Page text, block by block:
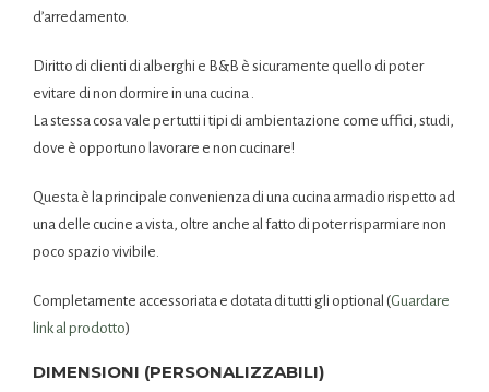
d’arredamento.
Diritto di clienti di alberghi e B&B è sicuramente quello di poter
evitare di non dormire in una cucina .
La stessa cosa vale per tutti i tipi di ambientazione come uffici, studi,
dove è opportuno lavorare e non cucinare!
Questa è la principale convenienza di una cucina armadio rispetto ad
una delle cucine a vista, oltre anche al fatto di poter risparmiare non
poco spazio vivibile.
Completamente accessoriata e dotata di tutti gli optional (Guardare
link al prodotto)
DIMENSIONI (PERSONALIZZABILI)